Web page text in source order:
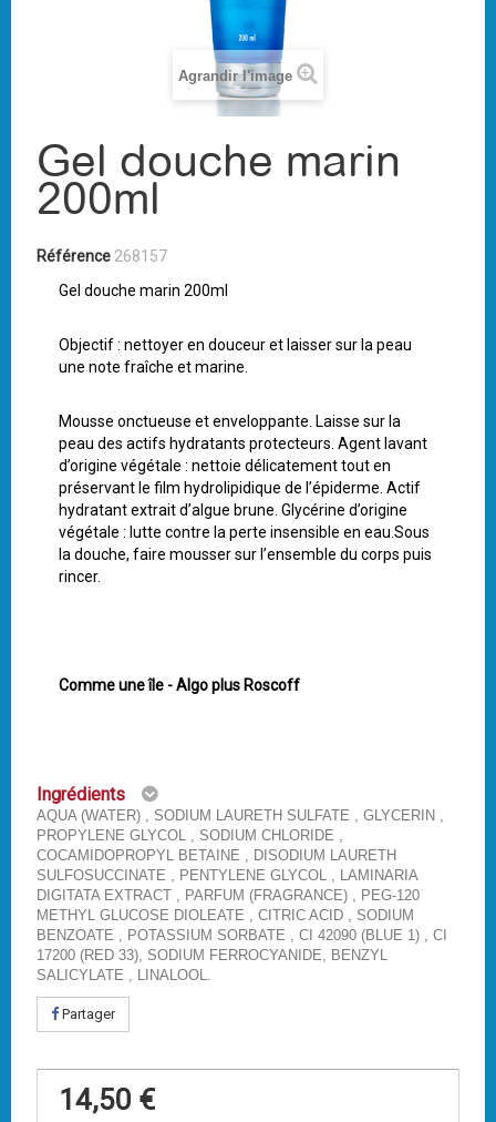
Agrandir l'image
Gel douche marin
200ml
Référence 268157
Gel douche marin 200ml
Objectif : nettoyer en douceur et laisser sur la peau
une note fraîche et marine.
Mousse onctueuse et enveloppante. Laisse sur la
peau des actifs hydratants protecteurs. Agent lavant
d’origine végétale : nettoie délicatement tout en
préservant le film hydrolipidique de l’épiderme. Actif
hydratant extrait d’algue brune. Glycérine d’origine
végétale : lutte contre la perte insensible en eau.Sous
la douche, faire mousser sur l’ensemble du corps puis
rincer.
Comme une île - Algo plus Roscoff
Ingrédients
AQUA (WATER) , SODIUM LAURETH SULFATE , GLYCERIN ,
PROPYLENE GLYCOL , SODIUM CHLORIDE ,
COCAMIDOPROPYL BETAINE , DISODIUM LAURETH
SULFOSUCCINATE , PENTYLENE GLYCOL , LAMINARIA
DIGITATA EXTRACT , PARFUM (FRAGRANCE) , PEG-120
METHYL GLUCOSE DIOLEATE , CITRIC ACID , SODIUM
BENZOATE , POTASSIUM SORBATE , CI 42090 (BLUE 1) , CI
17200 (RED 33), SODIUM FERROCYANIDE, BENZYL
SALICYLATE , LINALOOL.
Partager
14,50 €